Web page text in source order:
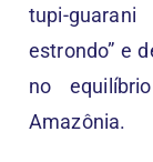
tupi-
estrondo” e
no
Amazônia.